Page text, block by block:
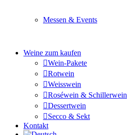
Messen & Events
Weine zum kaufen
Wein-Pakete
Rotwein
Weisswein
Roséwein & Schillerwein
Dessertwein
Secco & Sekt
Kontakt